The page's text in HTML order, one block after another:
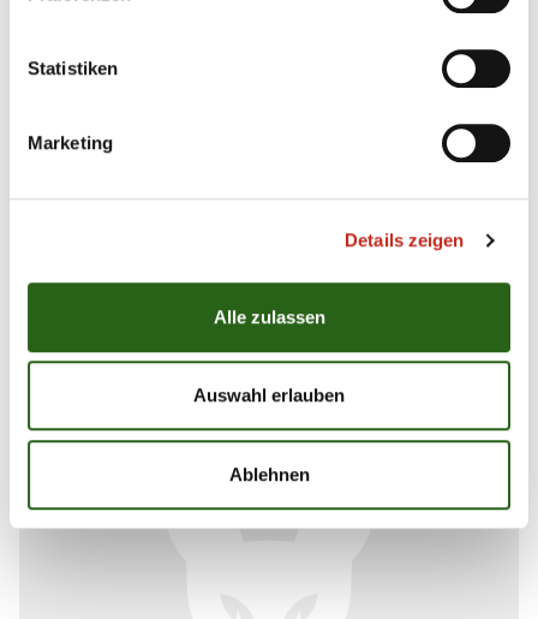
Statistiken
Marketing
Details zeigen
Alle zulassen
Auswahl erlauben
Ablehnen
16.06.2011
Gesundheit für das neue Lebensjahr.